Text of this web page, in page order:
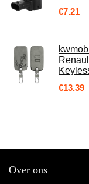
€7.21
€13.39
Over ons